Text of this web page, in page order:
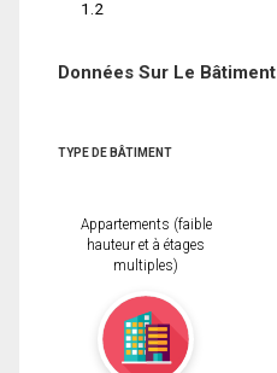
1.2
Données Sur Le Bâtiment
TYPE DE BÂTIMENT
Appartements (faible
hauteur et à étages
multiples)